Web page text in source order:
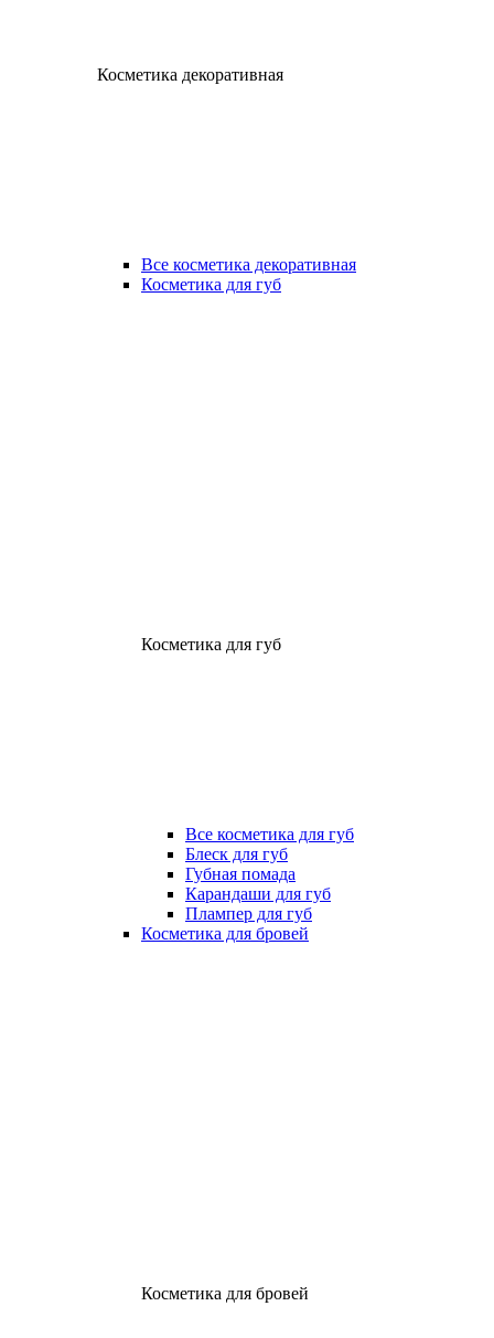
Косметика декоративная
Все косметика декоративная
Косметика для губ
Косметика для губ
Все косметика для губ
Блеск для губ
Губная помада
Карандаши для губ
Плампер для губ
Косметика для бровей
Косметика для бровей